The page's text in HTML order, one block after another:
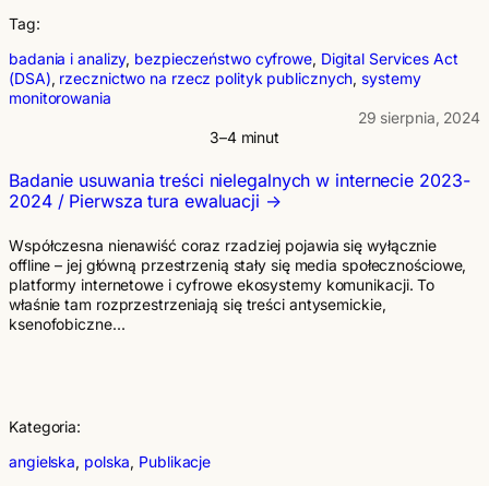
Tag:
badania i analizy, bezpieczeństwo cyfrowe, Digital Services Act
(DSA), rzecznictwo na rzecz polityk publicznych, systemy
monitorowania
29 sierpnia, 2024
3–4 minut
Badanie usuwania treści nielegalnych w internecie 2023-
2024 / Pierwsza tura ewaluacji
Współczesna nienawiść coraz rzadziej pojawia się wyłącznie
offline – jej główną przestrzenią stały się media społecznościowe,
platformy internetowe i cyfrowe ekosystemy komunikacji. To
właśnie tam rozprzestrzeniają się treści antysemickie,
ksenofobiczne…
Kategoria:
angielska, polska, Publikacje